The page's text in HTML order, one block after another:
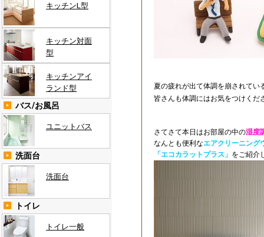
夏の疲れが出て体調を崩されてい
皆さんも体調にはお気をつけくだ
さてさて本日はお部屋の中の湿度
なんとも便利なエアクリーニング
「エコカラットプラス」 をご紹介
キッチンL型
キッチン対面
型
キッチンアイ
ランド型
バス/お風呂
ユニットバス
洗面台
洗面台
トイレ
トイレ一般